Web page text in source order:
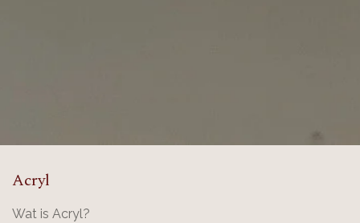
Acryl
Wat is Acryl?